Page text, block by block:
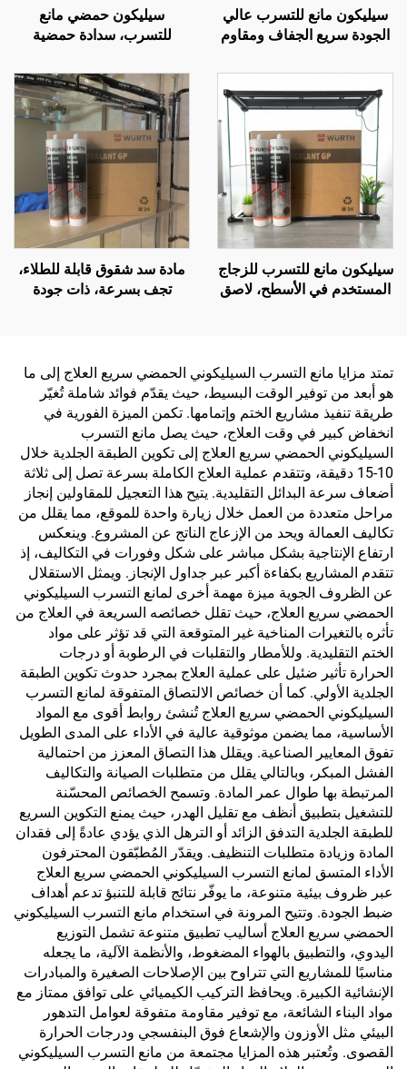
سيليكون مانع للتسرب عالي
الجودة سريع الجفاف ومقاوم
سيليكون محايد متعدد
الأغراض 100% سيليكون
سيليكون حمضي مانع
للتسرب، سدادة حمضية
حمضي عام
سيليكون مانع للتسرب للزجاج
المستخدم في الأسطح، لاصق
مادة سد شقوق قابلة للطلاء،
تجف بسرعة، ذات جودة
تمتد مزايا مانع التسرب السيليكوني الحمضي سريع العلاج إلى ما
هو أبعد من توفير الوقت البسيط، حيث يقدّم فوائد شاملة تُغيّر
طريقة تنفيذ مشاريع الختم وإتمامها. تكمن الميزة الفورية في
انخفاض كبير في وقت العلاج، حيث يصل مانع التسرب
السيليكوني الحمضي سريع العلاج إلى تكوين الطبقة الجلدية خلال
10-15 دقيقة، وتتقدم عملية العلاج الكاملة بسرعة تصل إلى ثلاثة
أضعاف سرعة البدائل التقليدية. يتيح هذا التعجيل للمقاولين إنجاز
مراحل متعددة من العمل خلال زيارة واحدة للموقع، مما يقلل من
تكاليف العمالة ويحد من الإزعاج الناتج عن المشروع. وينعكس
ارتفاع الإنتاجية بشكل مباشر على شكل وفورات في التكاليف، إذ
تتقدم المشاريع بكفاءة أكبر عبر جداول الإنجاز. ويمثل الاستقلال
عن الظروف الجوية ميزة مهمة أخرى لمانع التسرب السيليكوني
الحمضي سريع العلاج، حيث تقلل خصائصه السريعة في العلاج من
تأثره بالتغيرات المناخية غير المتوقعة التي قد تؤثر على مواد
الختم التقليدية. وللأمطار والتقلبات في الرطوبة أو درجات
الحرارة تأثير ضئيل على عملية العلاج بمجرد حدوث تكوين الطبقة
الجلدية الأولي. كما أن خصائص الالتصاق المتفوقة لمانع التسرب
السيليكوني الحمضي سريع العلاج تُنشئ روابط أقوى مع المواد
الأساسية، مما يضمن موثوقية عالية في الأداء على المدى الطويل
تفوق المعايير الصناعية. ويقلل هذا التصاق المعزز من احتمالية
الفشل المبكر، وبالتالي يقلل من متطلبات الصيانة والتكاليف
المرتبطة بها طوال عمر المادة. وتسمح الخصائص المحسّنة
للتشغيل بتطبيق أنظف مع تقليل الهدر، حيث يمنع التكوين السريع
للطبقة الجلدية التدفق الزائد أو الترهل الذي يؤدي عادةً إلى فقدان
المادة وزيادة متطلبات التنظيف. ويقدّر المُطبّقون المحترفون
الأداء المتسق لمانع التسرب السيليكوني الحمضي سريع العلاج
عبر ظروف بيئية متنوعة، ما يوفّر نتائج قابلة للتنبؤ تدعم أهداف
ضبط الجودة. وتتيح المرونة في استخدام مانع التسرب السيليكوني
الحمضي سريع العلاج أساليب تطبيق متنوعة تشمل التوزيع
اليدوي، والتطبيق بالهواء المضغوط، والأنظمة الآلية، ما يجعله
مناسبًا للمشاريع التي تتراوح بين الإصلاحات الصغيرة والمبادرات
الإنشائية الكبيرة. ويحافظ التركيب الكيميائي على توافق ممتاز مع
مواد البناء الشائعة، مع توفير مقاومة متفوقة لعوامل التدهور
البيئي مثل الأوزون والإشعاع فوق البنفسجي ودرجات الحرارة
القصوى. وتُعتبر هذه المزايا مجتمعة من مانع التسرب السيليكوني